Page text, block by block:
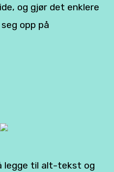
og gjør det enklere
opp på
legge til alt-tekst og